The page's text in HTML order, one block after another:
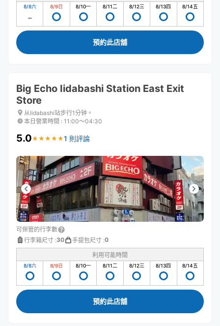
8/8六 8/9日 8/10一 8/11二 8/12三 8/13四 8/14五
預約此店舖
Big Echo Iidabashi Station East Exit
Store
从Iidabashi站步行1分钟。
本日營業時間 : 11:00〜04:30
5.0★ ★ ★ ★ ★
★ ★ ★ ★ ★1 則評論
可保管的行李數
行李箱尺寸 :30 手提包尺寸 :0
利用可能時間
8/8六 8/9日 8/10一 8/11二 8/12三 8/13四 8/14五
預約此店舖